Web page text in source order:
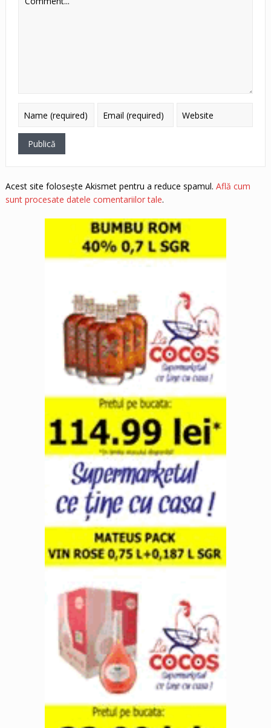
Acest site folosește Akismet pentru a reduce spamul. Află cum
sunt procesate datele comentariilor tale.